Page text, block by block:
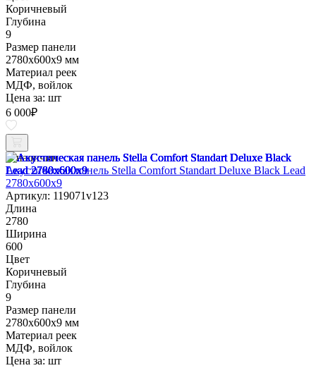
Коричневый
Глубина
9
Размер панели
2780х600х9 мм
Материал реек
МДФ, войлок
Цена за: шт
6 000₽
В наличии
Акустическая панель Stella Comfort Standart Deluxe Black Lead
2780х600х9
Артикул: 119071v123
Длина
2780
Ширина
600
Цвет
Коричневый
Глубина
9
Размер панели
2780х600х9 мм
Материал реек
МДФ, войлок
Цена за: шт